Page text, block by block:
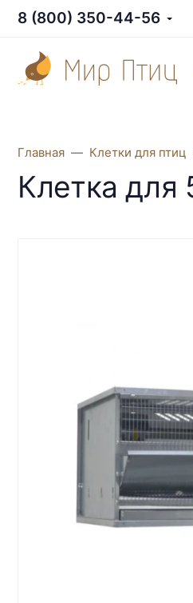
8 (800) 350-44-56
Главная Клетки для птиц
Клетка